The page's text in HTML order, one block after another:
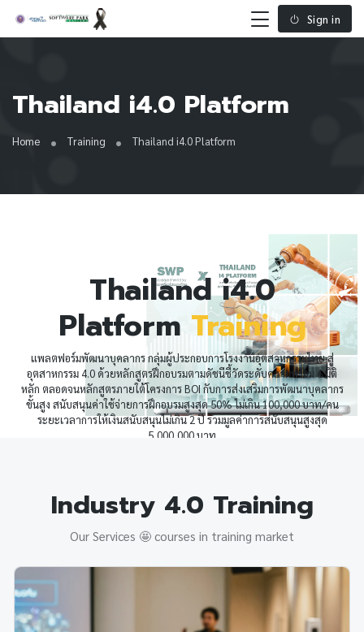
Sign in
Thailand i4.0 Platform
Home Training Thailand i4.0 Platform
Thailand i4.0
Platform Training
แพลตฟอร์มพัฒนาบุคลากร กลุ่มผู้ประกอบการโรงงานอุตสาหกรรมไทย สู่
อุตสาหกรรม 4.0 ด้วยหลักสูตรฝึกอบรมตามดัชนีชี้วัดระดับความพร้อม 6 มิติ
หลัก ตลอดจนหลักสูตรภายใต้โครงการ BOI กับการส่งเสริมการพัฒนาบุคลากร
ขั้นสูง สนับสนุนค่าใช้จ่ายการฝึกอบรมสูงสุด 50% ไม่เกิน 100,000 บาท/คน
ระยะเวลาการให้เงินสนับสนุนไม่เกิน 2 ปี รวมมูลค่าการสนับสนุนสูงสุด
5,000,000 บาท
Thailand i4.0 Consulting
Training
Industry 4.0 Training
Our Services 🤩 courses in training market